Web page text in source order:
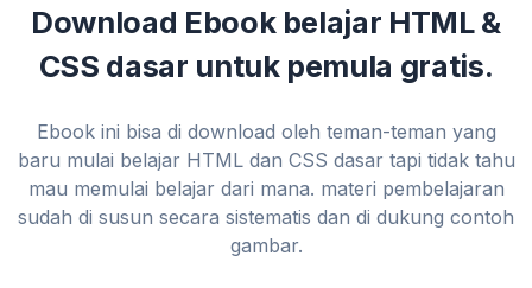
Download Ebook belajar HTML &
CSS dasar untuk pemula gratis.
Ebook ini bisa di download oleh teman-teman yang
baru mulai belajar HTML dan CSS dasar tapi tidak tahu
mau memulai belajar dari mana. materi pembelajaran
sudah di susun secara sistematis dan di dukung contoh
gambar.